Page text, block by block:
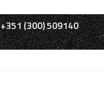
+351 (300) 509140